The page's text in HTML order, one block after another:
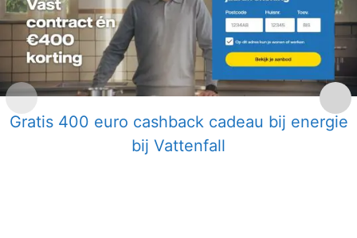
Gratis 400 euro cashback cadeau bij energie
bij Vattenfall